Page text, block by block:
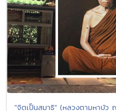
"จิตเป็นสมาธิ" (หลวงตามหาบัว